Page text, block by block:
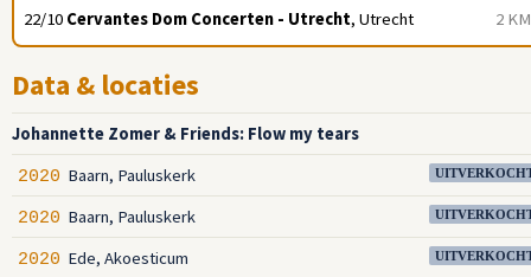
2 KM
22/10 Cervantes Dom Concerten - Utrecht, Utrecht
Data & locaties
Johannette Zomer & Friends: Flow my tears
2020 Baarn, Pauluskerk
2020 Baarn, Pauluskerk
2020 Ede, Akoesticum